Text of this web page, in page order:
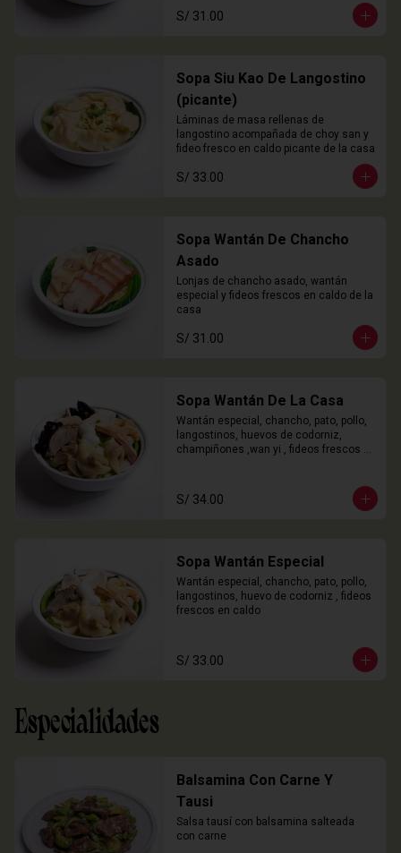
S/ 31.00
Sopa Siu Kao De Langostino
(picante)
Láminas de masa rellenas de
langostino acompañada de choy san y
fideo fresco en caldo picante de la casa
S/ 33.00
Sopa Wantán De Chancho
Asado
Lonjas de chancho asado, wantán
especial y fideos frescos en caldo de la
casa
S/ 31.00
Sopa Wantán De La Casa
Wantán especial, chancho, pato, pollo,
langostinos, huevos de codorniz,
champiñones ,wan yi , fideos frescos
S/ 34.00
Sopa Wantán Especial
Wantán especial, chancho, pato, pollo,
langostinos, huevo de codorniz , fideos
frescos en caldo
S/ 33.00
Especialidades
Balsamina Con Carne Y
Tausi
Salsa tausí con balsamina salteada
con carne